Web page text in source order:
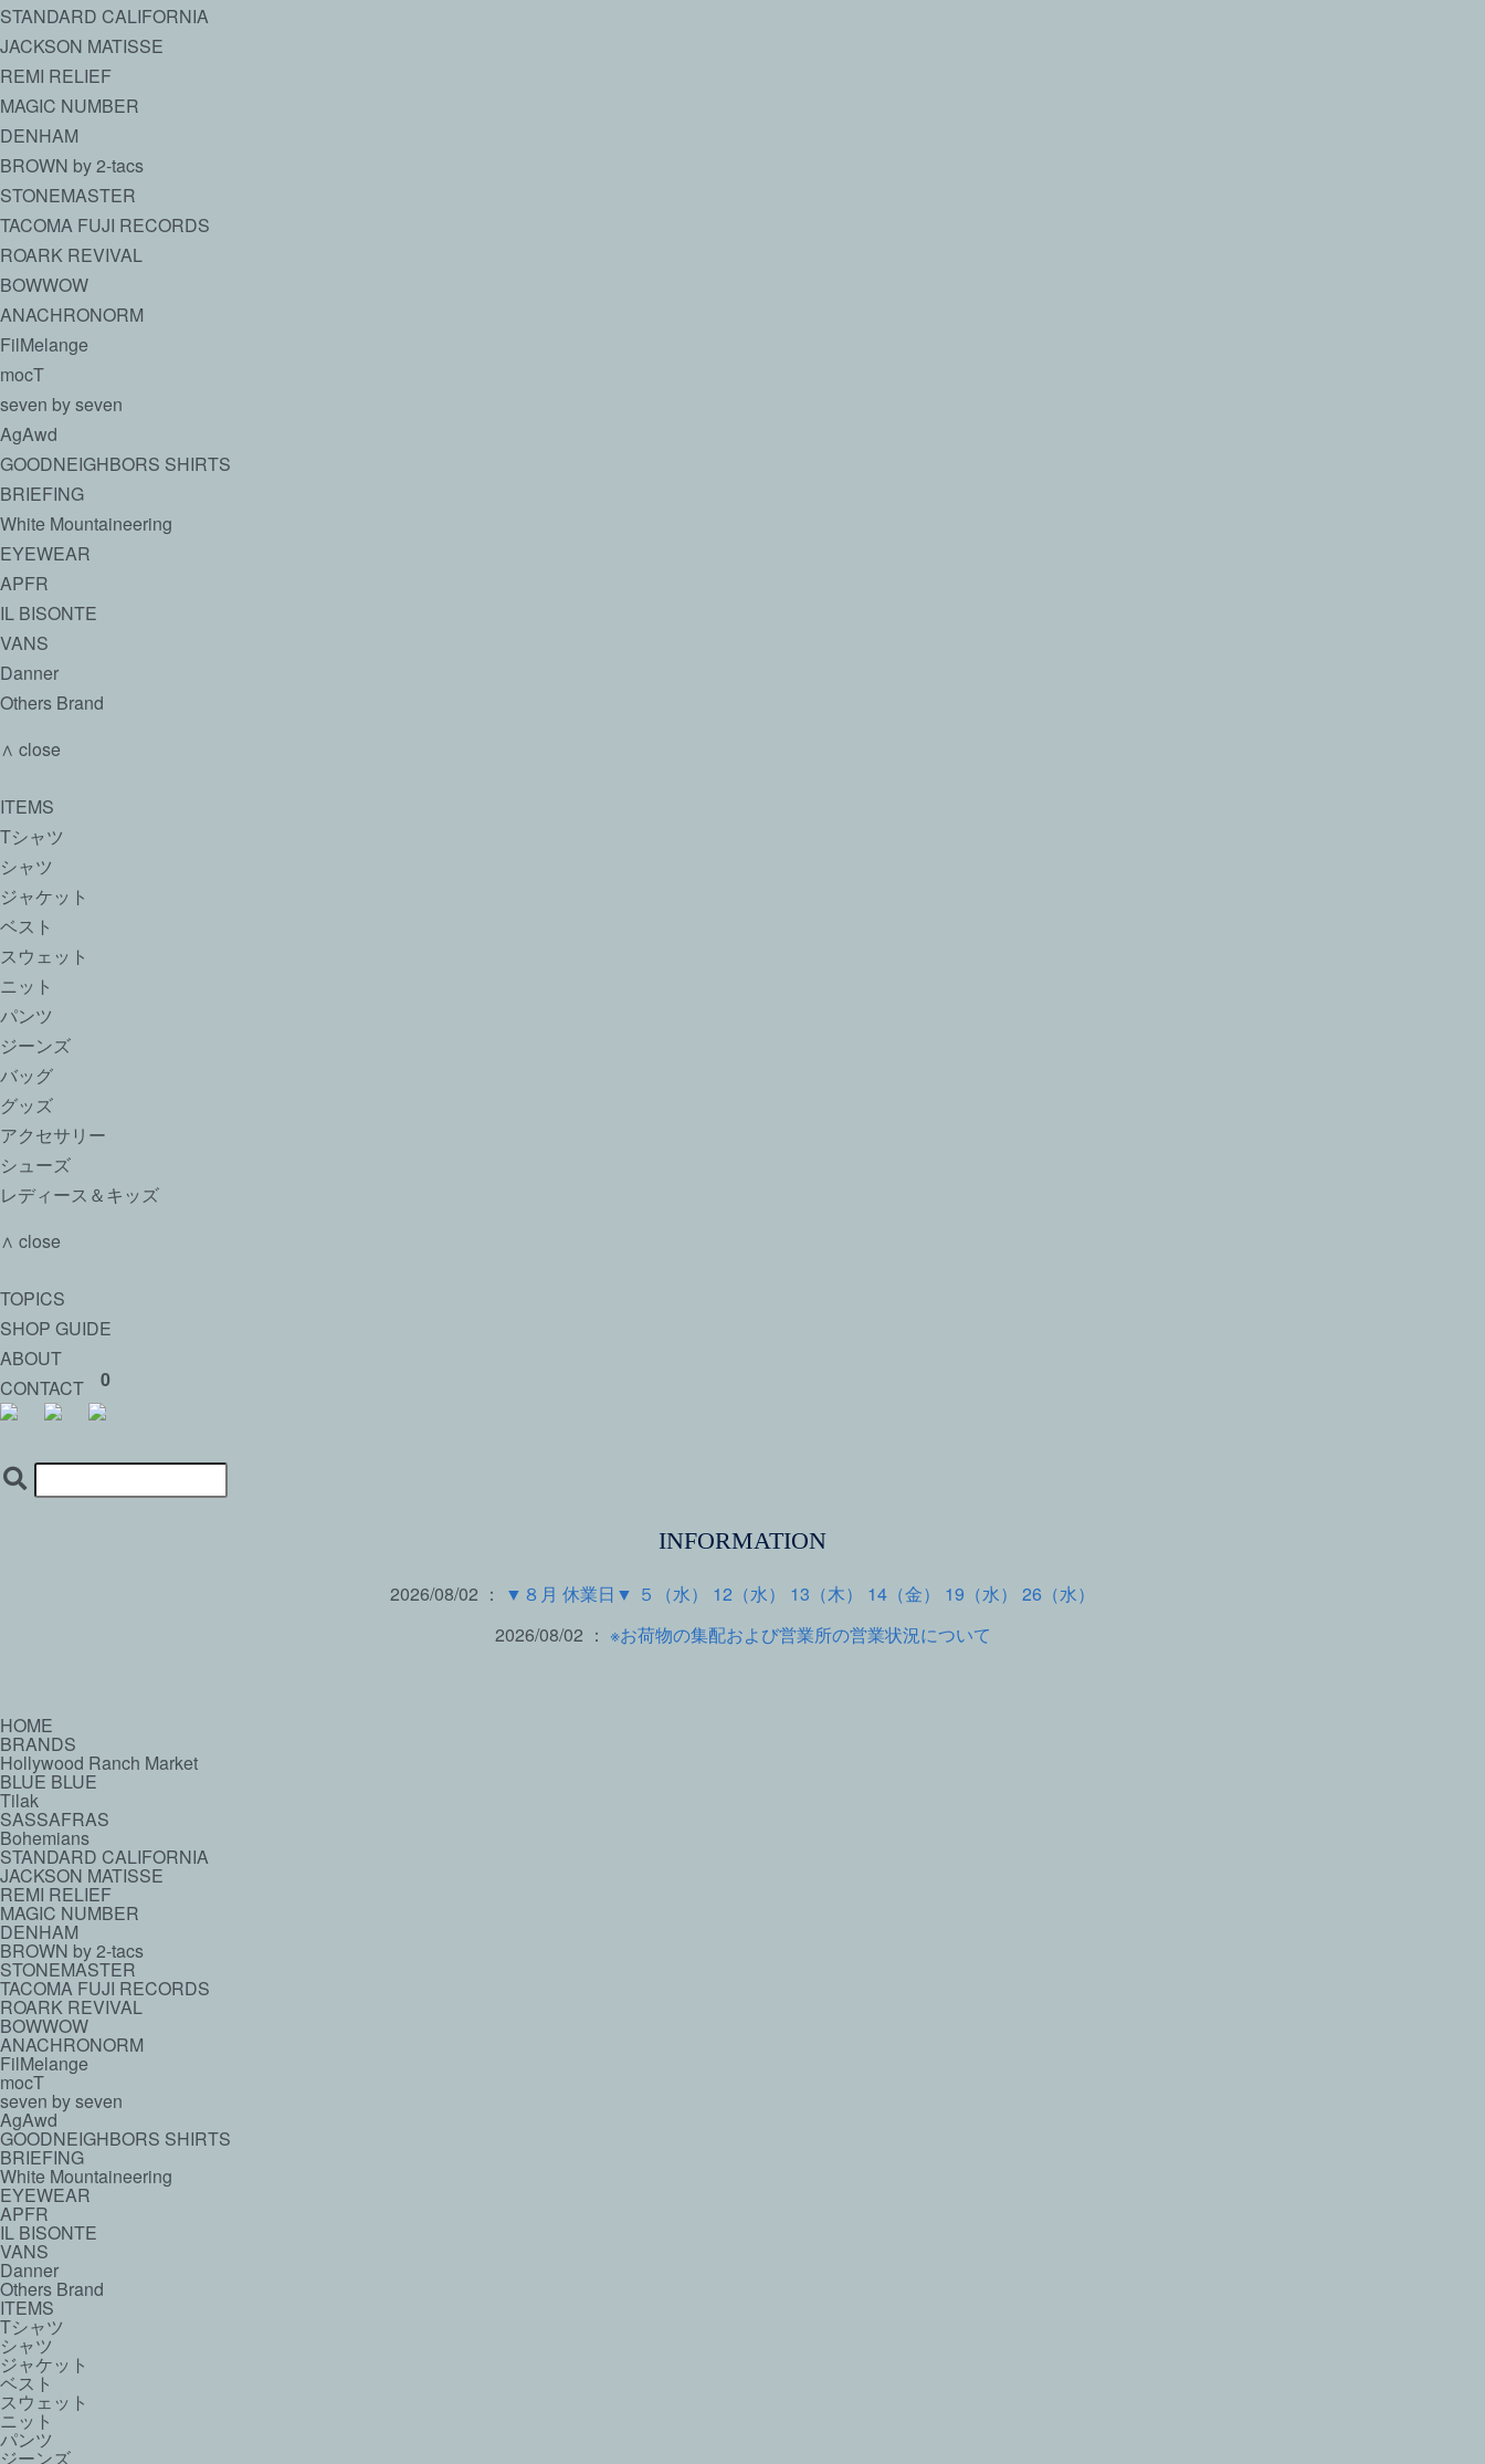
STANDARD CALIFORNIA
JACKSON MATISSE
REMI RELIEF
MAGIC NUMBER
DENHAM
BROWN by 2-tacs
STONEMASTER
TACOMA FUJI RECORDS
ROARK REVIVAL
BOWWOW
ANACHRONORM
FilMelange
mocT
seven by seven
AgAwd
GOODNEIGHBORS SHIRTS
BRIEFING
White Mountaineering
EYEWEAR
APFR
IL BISONTE
VANS
Danner
Others Brand
∧ close
ITEMS
Tシャツ
シャツ
ジャケット
ベスト
スウェット
ニット
パンツ
ジーンズ
バッグ
グッズ
アクセサリー
シューズ
レディース＆キッズ
∧ close
TOPICS
SHOP GUIDE
ABOUT
CONTACT
0
INFORMATION
2026/08/02 ：
▼８月 休業日▼ ５（水） 12（水） 13（木） 14（金） 19（水） 26（水）
2026/08/02 ： ※お荷物の集配および営業所の営業状況について
HOME
BRANDS
Hollywood Ranch Market
BLUE BLUE
Tilak
SASSAFRAS
Bohemians
STANDARD CALIFORNIA
JACKSON MATISSE
REMI RELIEF
MAGIC NUMBER
DENHAM
BROWN by 2-tacs
STONEMASTER
TACOMA FUJI RECORDS
ROARK REVIVAL
BOWWOW
ANACHRONORM
FilMelange
mocT
seven by seven
AgAwd
GOODNEIGHBORS SHIRTS
BRIEFING
White Mountaineering
EYEWEAR
APFR
IL BISONTE
VANS
Danner
Others Brand
ITEMS
Tシャツ
シャツ
ジャケット
ベスト
スウェット
ニット
パンツ
ジーンズ